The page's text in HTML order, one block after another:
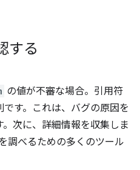
する
の値が不審な場合。引用符
す。これは、バグの原因を
次に、詳細情報を収集しま
調べるための多くのツール